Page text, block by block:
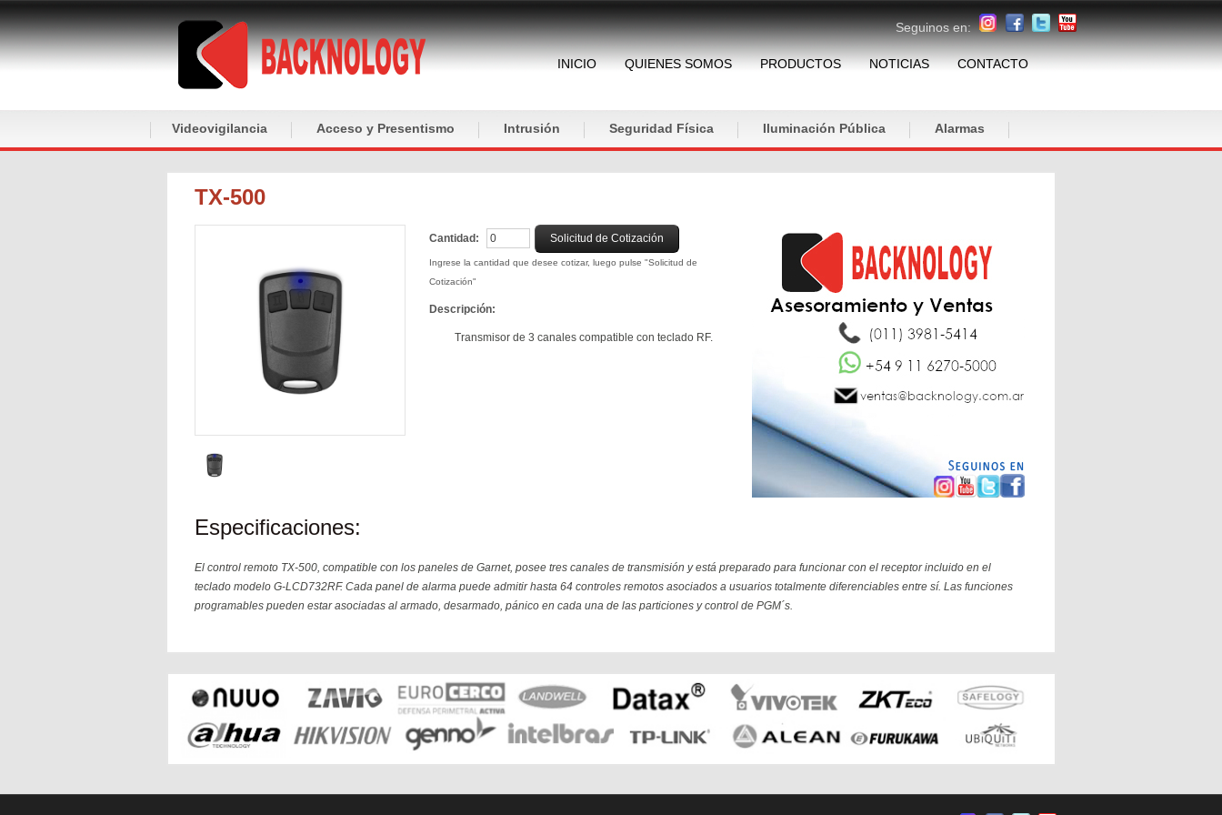
Seguinos en:
INICIO QUIENES SOMOS PRODUCTOS NOTICIAS CONTACTO
Videovigilancia Acceso y Presentismo Intrusión Seguridad Física Iluminación Pública Alarmas
TX-500
Cantidad: Solicitud de Cotización
Ingrese la cantidad que desee cotizar, luego pulse "Solicitud de
Cotización"
Descripción:
Transmisor de 3 canales compatible con teclado RF.
Especificaciones:
El control remoto TX-500, compatible con los paneles de Garnet, posee tres canales de transmisión y está preparado para funcionar con el receptor incluido en el
teclado modelo G-LCD732RF. Cada panel de alarma puede admitir hasta 64 controles remotos asociados a usuarios totalmente diferenciables entre sí. Las funciones
programables pueden estar asociadas al armado, desarmado, pánico en cada una de las particiones y control de PGM´s.